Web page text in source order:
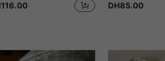
DH85.00